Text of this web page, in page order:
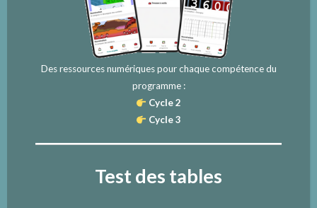
Des ressources numériques pour chaque compétence du
programme :
Cycle 2
Cycle 3
Test des tables